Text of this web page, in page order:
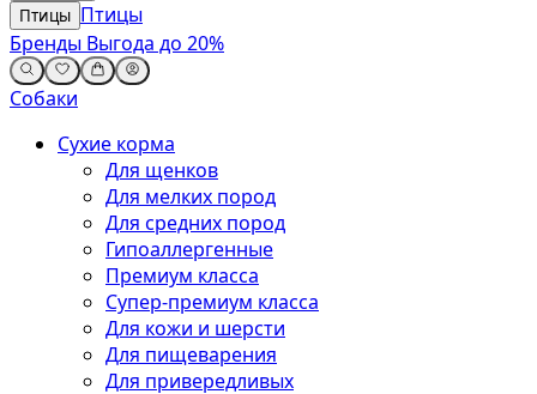
Птицы Птицы
Бренды Выгода до 20%
Собаки
Сухие корма
Для щенков
Для мелких пород
Для средних пород
Гипоаллергенные
Премиум класса
Супер-премиум класса
Для кожи и шерсти
Для пищеварения
Для привередливых